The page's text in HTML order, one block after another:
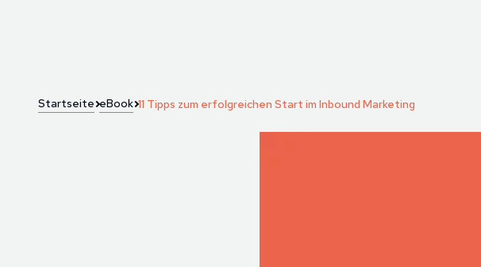
Startseite eBook 11 Tipps zum erfolgreichen Start im Inbound Marketing